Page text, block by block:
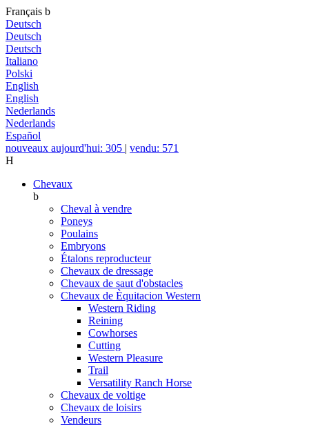
Français b
Deutsch
Deutsch
Deutsch
Italiano
Polski
English
English
Nederlands
Nederlands
Español
nouveaux aujourd'hui: 305 | vendu: 571
H
Chevaux
b
Cheval à vendre
Poneys
Poulains
Embryons
Étalons reproducteur
Chevaux de dressage
Chevaux de saut d'obstacles
Chevaux de Èquitacion Western
Western Riding
Reining
Cowhorses
Cutting
Western Pleasure
Trail
Versatility Ranch Horse
Chevaux de voltige
Chevaux de loisirs
Vendeurs